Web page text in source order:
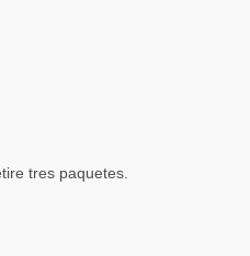
tres paquetes.